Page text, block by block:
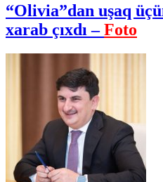
“Olivia”dan uşaq
xarab çıxdı –Foto